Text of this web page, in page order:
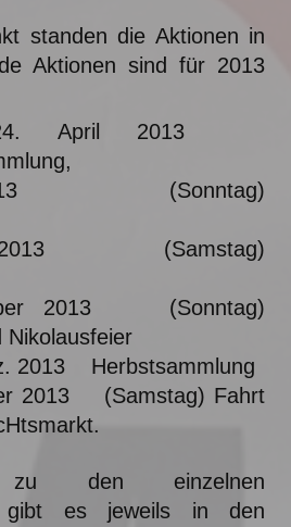
standen die Aktionen in
Aktionen sind für 2013
April 2013
2013 (Sonntag)
2013 (Samstag)
2013 (Sonntag)
Nikolausfeier
2013 Herbstsammlung
2013 (Samstag) Fahrt
zu den einzelnen
gibt es jeweils in den